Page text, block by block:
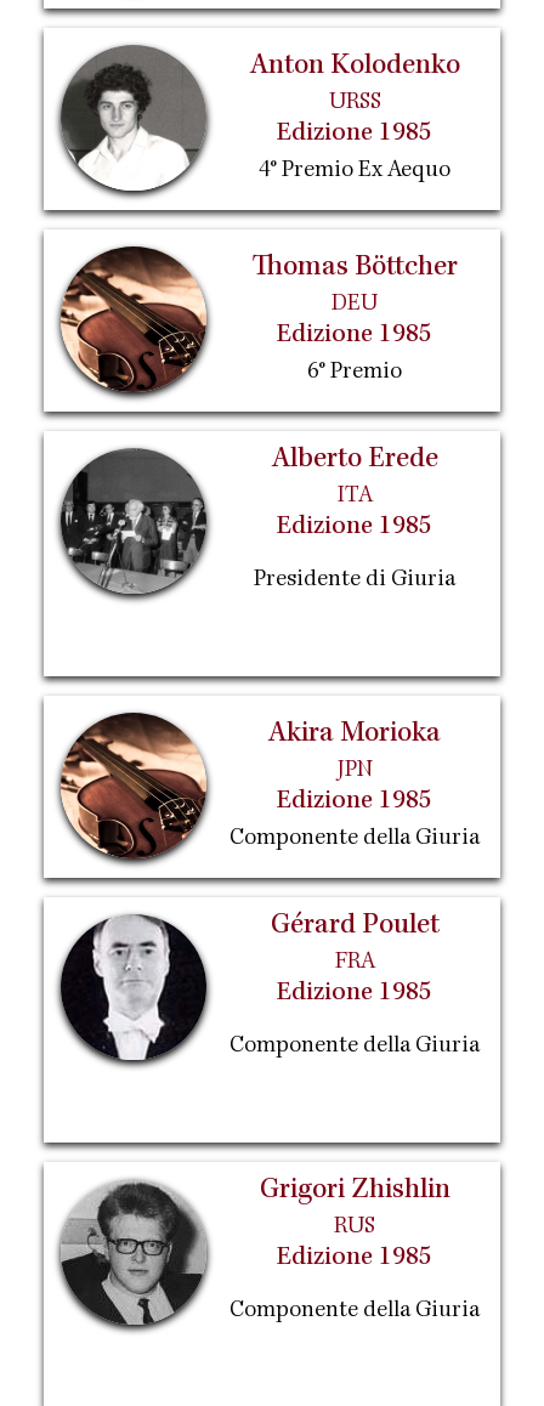
Anton Kolodenko
URSS
Edizione 1985
4° Premio Ex Aequo
Thomas Böttcher
DEU
Edizione 1985
6° Premio
Alberto Erede
ITA
Edizione 1985
Presidente di Giuria
Akira Morioka
JPN
Edizione 1985
Componente della Giuria
Gérard Poulet
FRA
Edizione 1985
Componente della Giuria
Grigori Zhishlin
RUS
Edizione 1985
Componente della Giuria